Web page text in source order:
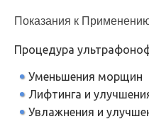
Показания к
Процедура
Уменьшения морщин
Лифтинга и
Увлажнения и